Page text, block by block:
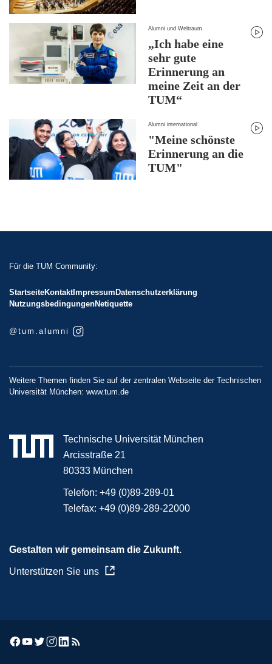
Alumni und Weltraum
„Ich habe eine
sehr gute
Erinnerung an
meine Zeit an der
TUM“
Alumni international
"Meine schönste
Erinnerung an die
TUM"
Für die TUM Community:
StartseiteKontaktImpressumDatenschutzerklärung
NutzungsbedingungenNetiquette
@tum.alumni
Weitere Themen finden Sie auf der zentralen Webseite der Technischen
Universität München: www.tum.de
Technische Universität München
Arcisstraße 21
80333 München
Telefon: +49 (0)89-289-01
Telefax: +49 (0)89-289-22000
Gestalten wir gemeinsam die Zukunft.
Unterstützen Sie uns